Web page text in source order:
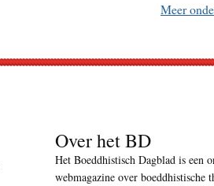
Meer
Over het BD
Het Boeddhistisch Dagblad is een
webmagazine over boeddhistische